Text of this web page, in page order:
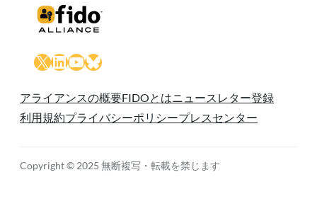
X LinkedIn
YouTube
Bluesky
アライアンスの概要FIDOとは ニュースレター登録
利用規約プライバシーポリシープレスセンター
Copyright © 2025 無断複写・転載を禁じます